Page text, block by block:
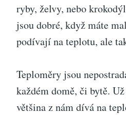
ryby, želvy, nebo
jsou dobré, když máte
podívají na teplotu, ale
Teploměry jsou
každém domě, či bytě.
většina z nám dívá na